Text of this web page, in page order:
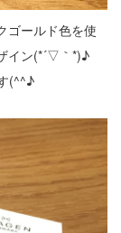
ゴールド色を使
イン(*´▽｀*)♪
(^^♪